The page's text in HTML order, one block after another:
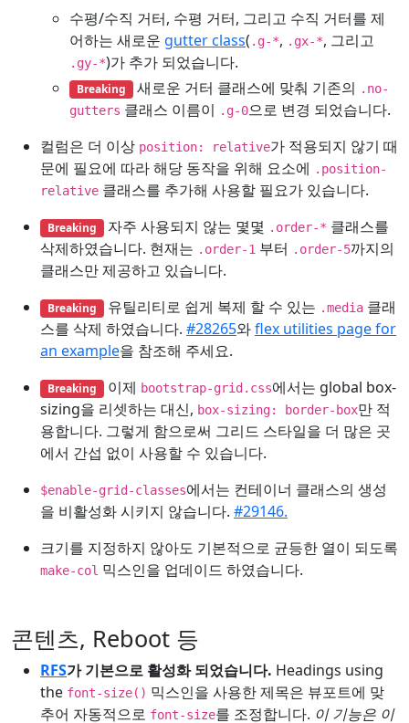
수평/수직 거터, 수평 거터, 그리고 수직 거터를 제
어하는 새로운 gutter class( .g-*, .gx-*, 그리고
.gy-*)가 추가 되었습니다.
Breaking 새로운 거터 클래스에 맞춰 기존의 .no-
gutters 클래스 이름이 .g-0으로 변경 되었습니다.
컬럼은 더 이상 position: relative가 적용되지 않기 때
문에 필요에 따라 해당 동작을 위해 요소에 .position-
relative 클래스를 추가해 사용할 필요가 있습니다.
Breaking 자주 사용되지 않는 몇몇 .order-* 클래스를
삭제하였습니다. 현재는 .order-1 부터 .order-5까지의
클래스만 제공하고 있습니다.
Breaking 유틸리티로 쉽게 복제 할 수 있는 .media클래
스를 삭제 하였습니다. #28265와flex utilities page for
an example을 참조해 주세요.
Breaking 이제 bootstrap-grid.css에서는 global box-
sizing을 리셋하는 대신, box-sizing: border-box만 적
용합니다. 그렇게 함으로써 그리드 스타일을 더 많은 곳
에서 간섭 없이 사용할 수 있습니다.
$enable-grid-classes에서는 컨테이너 클래스의 생성
을 비활성화 시키지 않습니다. #29146.
크기를 지정하지 않아도 기본적으로 균등한 열이 되도록
make-col 믹스인을 업데이드 하였습니다.
콘텐츠, Reboot 등
RFS가 기본으로 활성화 되었습니다. Headings using
the font-size() 믹스인을 사용한 제목은 뷰포트에 맞
추어 자동적으로 font-size를 조정합니다. 이 기능은 이